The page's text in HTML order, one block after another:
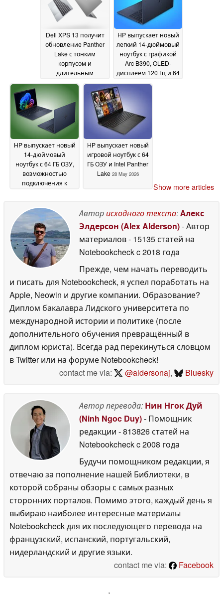
Dell XPS 13 получит
обновление Panther
Lake с тонким
корпусом и
длительным
автономной работы
01 June 2026
HP выпускает новый
легкий 14-дюймовый
ноутбук с графикой
Arc B390, OLED-
дисплеем 120 Гц и 64
29 May 2026
HP выпускает новый
14-дюймовый
ноутбук с 64 ГБ ОЗУ,
возможностью
подключения к
частотой 120 Гц
May 2026
HP выпускает новый
игровой ноутбук с 64
ГБ ОЗУ и Intel Panther
Lake 28 May 2026
Show more articles
Авторисходного текста:Алекс
Элдерсон (Alex Alderson)- Автор
материалов- 15135 статей на
Notebookcheckc 2018 года
Прежде, чем начать переводить
и писать для Notebookcheck, я успел поработать на
Apple, Neowin и другие компании. Образование?
Диплом бакалавра Лидского университета по
международной истории и политике (после
дополнительного обучения превращённый в
диплом юриста). Всегда рад перекинуться словцом
в Twitter или на форуме Notebookcheck!
contact me via:
@aldersonaj, Bluesky
Автор перевода: Нин Нгок Дуй
(Ninh Ngoc Duy)- Помощник
редакции - 813826 статей на
Notebookcheckc 2008 года
Будучи помощником редакции, я
отвечаю за пополнение нашей Библиотеки, в
которой собраны обзоры с самых разных
сторонних порталов. Помимо этого, каждый день я
выбираю наиболее интересные материалы
Notebookcheck для их последующего перевода на
французский, испанский, португальский,
нидерландский и другие языки.
contact me via:
Facebook